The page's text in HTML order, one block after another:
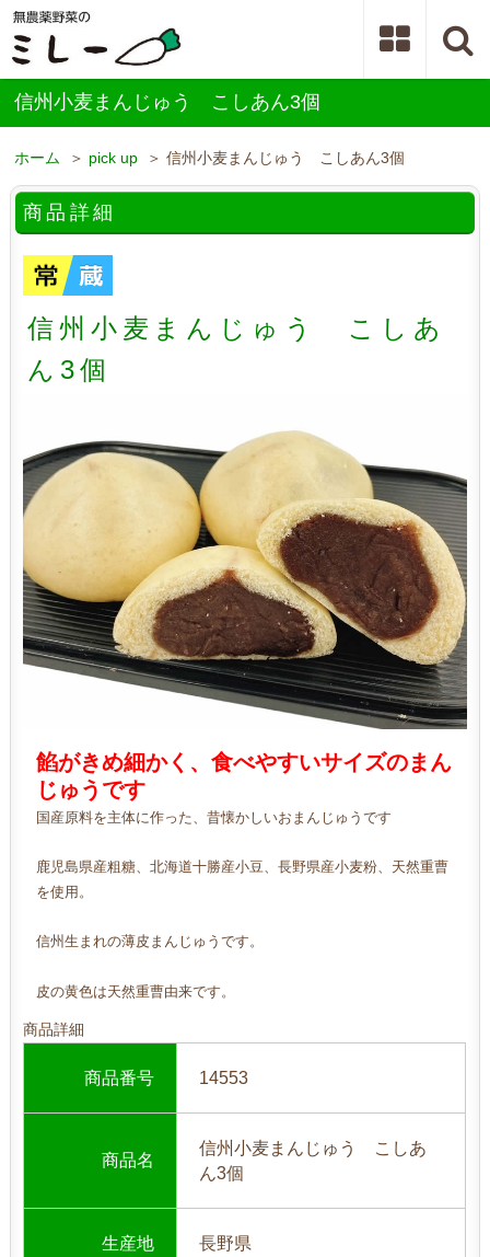
信州小麦まんじゅう こしあん3個
ホーム ＞ pick up ＞ 信州小麦まんじゅう こしあん3個
商品詳細
信州小麦まんじゅう こしあ
ん3個
餡がきめ細かく、食べやすいサイズのまん
じゅうです
国産原料を主体に作った、昔懐かしいおまんじゅうです
鹿児島県産粗糖、北海道十勝産小豆、長野県産小麦粉、天然重曹
を使用。
信州生まれの薄皮まんじゅうです。
皮の黄色は天然重曹由来です。
商品詳細
商品番号 14553
商品名
信州小麦まんじゅう こしあ
ん3個
生産地 長野県